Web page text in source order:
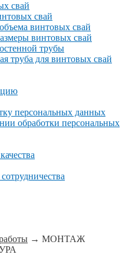
свай
свай
винтовых свай
винтовых свай
трубы
труба для винтовых свай
персональных данных
обработки персональных
→ МОНТАЖ